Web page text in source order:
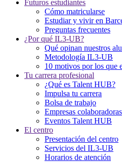
Futuros estudiantes
Cómo matricularse
Estudiar y vivir en
Preguntas frecuentes
¿Por qué IL3-UB?
Qué opinan nuestros
Metodología IL3-UB
10 motivos por los que
Tu carrera profesional
¿Qué es Talent HUB?
Impulsa tu carrera
Bolsa de trabajo
Empresas colaboradoras
Eventos Talent HUB
El centro
Presentación del centro
Servicios del IL3-UB
Horarios de atención